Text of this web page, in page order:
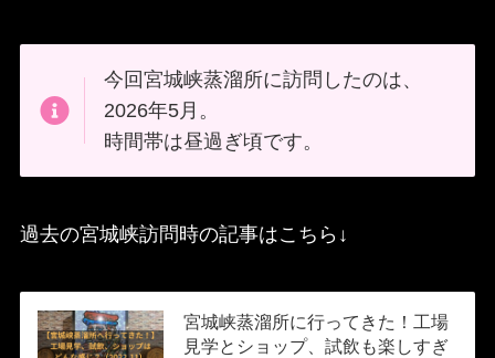
今回宮城峡蒸溜所に訪問したのは、
2026年5月。
時間帯は昼過ぎ頃です。
過去の宮城峡訪問時の記事はこちら↓
宮城峡蒸溜所に行ってきた！工場
見学とショップ、試飲も楽しすぎ